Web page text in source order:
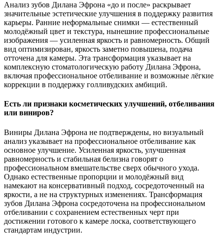
Анализ зубов Дилана Эфрона «до и после» раскрывает
значительные эстетические улучшения в поддержку развития
карьеры. Ранние неформальные снимки — естественный
молодёжный цвет и текстура, нынешние профессиональные
изображения — усиленная яркость и равномерность. Общий
вид оптимизирован, яркость заметно повышена, подача
отточена для камеры. Эта трансформация указывает на
комплексную стоматологическую работу Дилана Эфрона,
включая профессиональное отбеливание и возможные лёгкие
коррекции в поддержку голливудских амбиций.
Есть ли признаки косметических улучшений, отбеливания
или виниров?
Виниры Дилана Эфрона не подтверждены, но визуальный
анализ указывает на профессиональное отбеливание как
основное улучшение. Усиленная яркость, улучшенная
равномерность и стабильная белизна говорят о
профессиональном вмешательстве сверх обычного ухода.
Однако естественные пропорции и молодёжный вид
намекают на консервативный подход, сосредоточенный на
яркости, а не на структурных изменениях. Трансформация
зубов Дилана Эфрона сосредоточена на профессиональном
отбеливании с сохранением естественных черт при
достижении готового к камере лоска, соответствующего
стандартам индустрии.